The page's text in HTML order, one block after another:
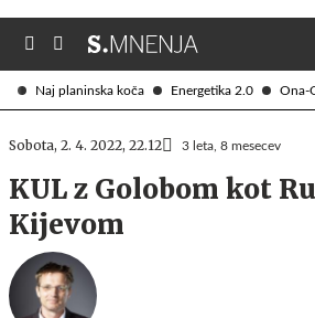
Naj planinska koča Energetika 2.0 Ona-
Sobota, 2. 4. 2022, 22.12 3 leta, 8 mesecev
KUL z Golobom kot
Kijevom